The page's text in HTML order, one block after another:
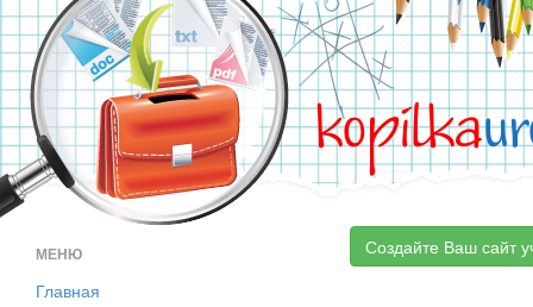
kopilka
МЕНЮ
Главная
Создайте Ваш сайт